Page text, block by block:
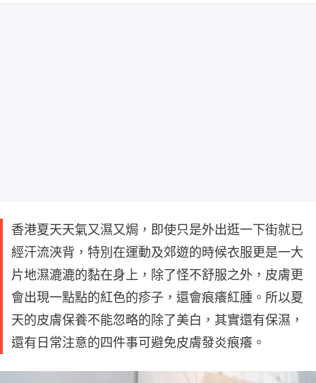
香港夏天天氣又濕又焗，即使只是外出逛一下街就已
經汗流浹背，特別在運動及郊遊的時候衣服更是一大
片地濕漉漉的黏在身上，除了怪不舒服之外，皮膚更
會出現一點點的紅色的疹子，還會痕癢紅腫。所以夏
天的皮膚保養不能忽略的除了美白，其實還有保濕，
還有日常注意的四件事可避免皮膚發炎痕癢。